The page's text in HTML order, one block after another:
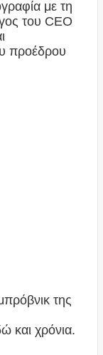
με τη
του CEO
προέδρου
της
και χρόνια.